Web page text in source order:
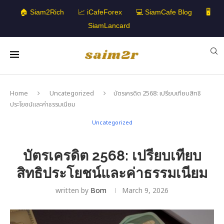
🏠 Siam2Rich 📈 iCafeForex 💻 SiamCafe Blog
🖥️
SiamLancard
Home Uncategorized
บัตรเครดิต 2568: เปรียบเทียบสิทธิ
ประโยชน์และค่าธรรมเนียม
Uncategorized
บัตรเครดิต 2568: เปรียบเทียบ
สิทธิประโยชน์และค่าธรรมเนียม
written by Bom March 9, 2026